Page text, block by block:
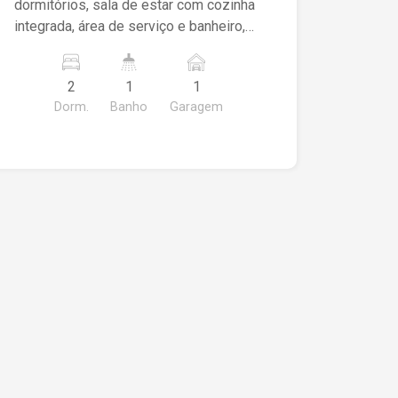
dormitórios, sala de estar com cozinha
integrada, área de serviço e banheiro,
conosco e agende a sua visita!
2
Dorm.
1
Banho
1
Garagem